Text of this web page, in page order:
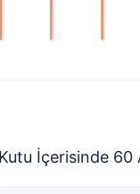
Kutu İçerisinde 60